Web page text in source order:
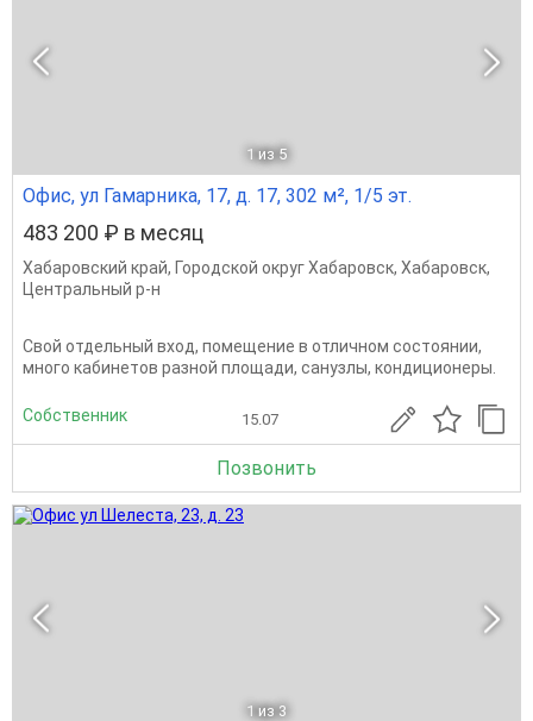
1 из 5
Офис, ул Гамарника, 17, д. 17, 302 м², 1/5 эт.
483 200 ₽ в месяц
Хабаровский край, Городской округ Хабаровск, Хабаровск,
Центральный р-н
Свой отдельный вход, помещение в отличном состоянии,
много кабинетов разной площади, санузлы, кондиционеры.
Собственник 15.07
Позвонить
1 из 3